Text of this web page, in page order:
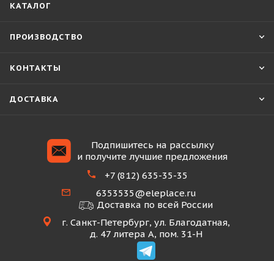
КАТАЛОГ
ПРОИЗВОДСТВО
КОНТАКТЫ
ДОСТАВКА
Подпишитесь на рассылку
и получите лучшие предложения
+7 (812) 635-35-35
6353535@eleplace.ru
Доставка по всей России
г. Санкт-Петербург, ул. Благодатная,
д. 47 литера А, пом. 31-Н